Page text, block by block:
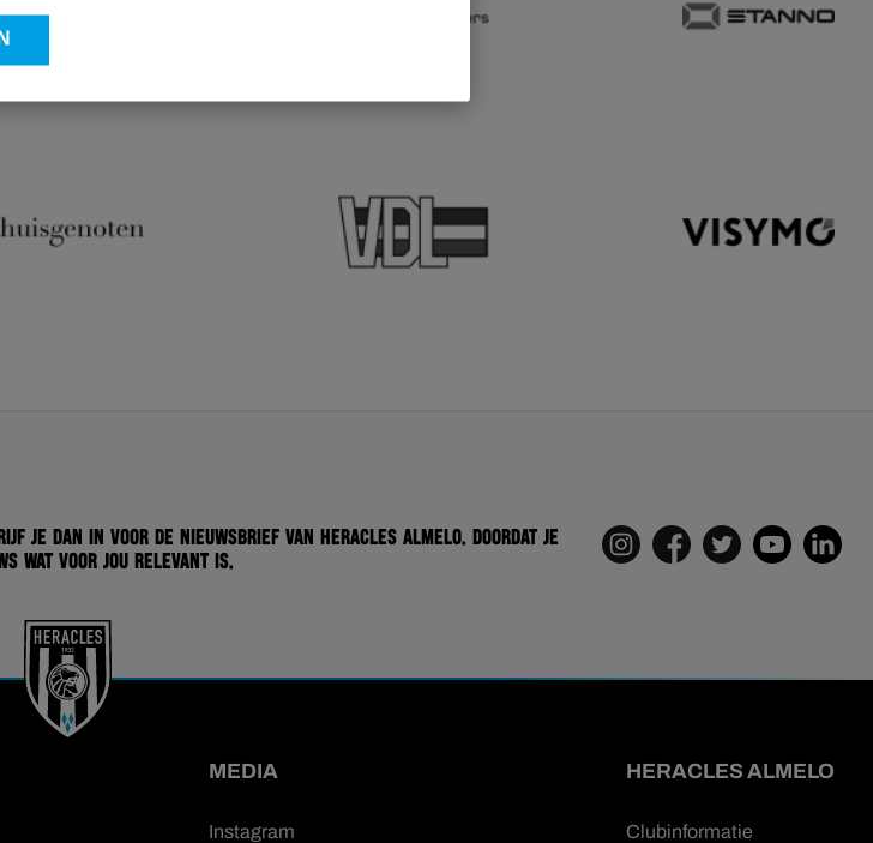
je dan in voor de nieuwsbrief van Heracles Almelo. Doordat je
wat voor jou relevant is.
MEDIA
Instagram
HERACLES ALMELO
Clubinformatie